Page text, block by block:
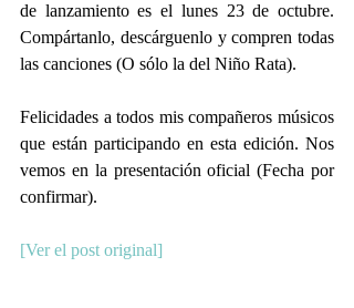
de lanzamiento es el lunes 23 de octubre.
Compártanlo, descárguenlo y compren todas
las canciones (O sólo la del Niño Rata).
Felicidades a todos mis compañeros músicos
que están participando en esta edición. Nos
vemos en la presentación oficial (Fecha por
confirmar).
[Ver el post original]